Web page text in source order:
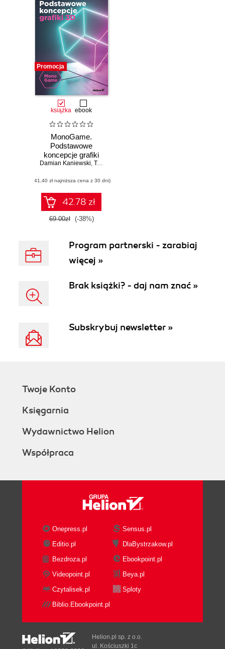
Promocja
książka ebook
MonoGame.
Podstawowe
koncepcje grafiki
3D
Damian Kaniewski, Tomasz Dziubak
(41,40 zł najniższa cena z 30 dni)
42.78 zł
69.00zł (-38%)
Program partnerski - zarabiaj
więcej »
Brak książki? - daj nam znać »
Subskrybuj newsletter »
Twoje Konto
Księgarnia
Wydawnictwo Helion
Współpraca
Onepress.pl
Sensus.pl
Editio.pl
DlaBystrzakow.pl
Bezdroza.pl
Ebookpoint.pl
Videopoint.pl
Beya.pl
Czytalisek.pl
Sploty
Biblio.Ebookpoint.pl
Helion.pl sp. z o.o.
ul. Kościuszki 1c